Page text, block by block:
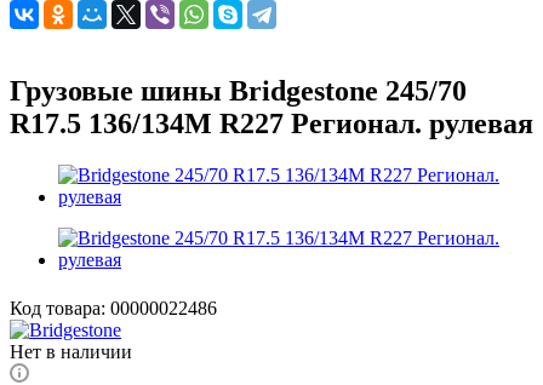
Грузовые шины Bridgestone 245/70
R17.5 136/134M R227 Регионал. рулевая
Код товара: 00000022486
Нет в наличии